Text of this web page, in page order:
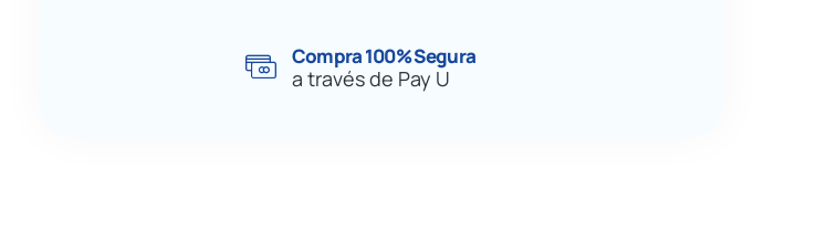
Compra 100% Segura
a través de Pay U